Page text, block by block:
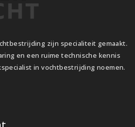
zijn specialiteit gemaakt.
en een ruime technische kennis
in vochtbestrijding noemen.